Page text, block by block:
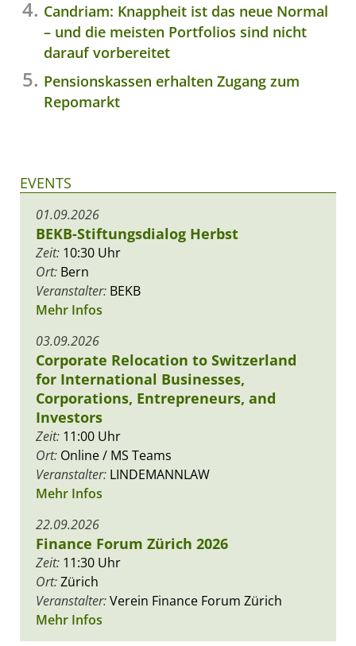
Candriam: Knappheit ist das neue Normal
– und die meisten Portfolios sind nicht
darauf vorbereitet
Pensionskassen erhalten Zugang zum
Repomarkt
EVENTS
01.09.2026
BEKB-Stiftungsdialog Herbst
Zeit: 10:30 Uhr
Ort: Bern
Veranstalter: BEKB
Mehr Infos
03.09.2026
Corporate Relocation to Switzerland
for International Businesses,
Corporations, Entrepreneurs, and
Investors
Zeit: 11:00 Uhr
Ort: Online / MS Teams
Veranstalter: LINDEMANNLAW
Mehr Infos
22.09.2026
Finance Forum Zürich 2026
Zeit: 11:30 Uhr
Ort:Zürich
Veranstalter:Verein Finance Forum Zürich
Mehr Infos